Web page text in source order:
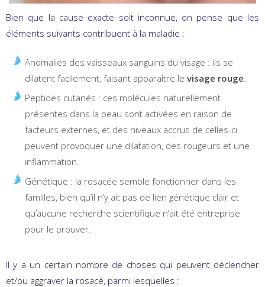
Bien que la cause exacte soit inconnue, on pense que les
éléments suivants contribuent à la maladie :
Anomalies des vaisseaux sanguins du visage : ils se
dilatent facilement, faisant apparaître le visage rouge
Peptides cutanés : ces molécules naturellement
présentes dans la peau sont activées en raison de
facteurs externes, et des niveaux accrus de celles-ci
peuvent provoquer une dilatation, des rougeurs et une
inflammation.
Génétique : la rosacée semble fonctionner dans les
familles, bien qu’il n’y ait pas de lien génétique clair et
qu’aucune recherche scientifique n’ait été entreprise
pour le prouver.
Il y a un certain nombre de choses qui peuvent déclencher
et/ou aggraver la rosacé, parmi lesquelles :